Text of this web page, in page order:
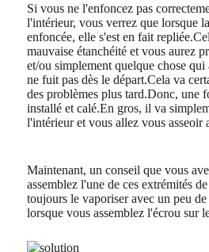
Si vous ne l'enfoncez pas
l'intérieur, vous verrez que lorsque
enfoncée, elle s'est en fait
mauvaise étanchéité et vous aurez
et/ou simplement quelque chose
ne fuit pas dès le départ.Cela va
des problèmes plus tard.Donc, une
installé et calé.En gros, il va
l'intérieur et vous allez vous asseoir
Maintenant, un conseil que vous
assemblez l'une de ces extrémités
toujours le vaporiser avec un peu
lorsque vous assemblez l'écrou sur